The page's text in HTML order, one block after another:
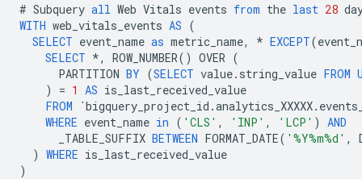
# Subquery all Web Vitals events from the last 28
WITH web_vitals_events AS (
SELECT event_name as metric_name, * EXCEPT(
SELECT *, ROW_NUMBER() OVER (
PARTITION BY (SELECT value. string_value FROM
)
= 1 AS is_last_received_value
FROM
`bigquery_project_id .analytics_XXXXX.
WHERE event_name in ( 'CLS' , 'INP' , 'LCP' )
AND
_TABLE_SUFFIX BETWEEN FORMAT_DATE( '%Y%m%d' ,
) WHERE is_last_received_value
)